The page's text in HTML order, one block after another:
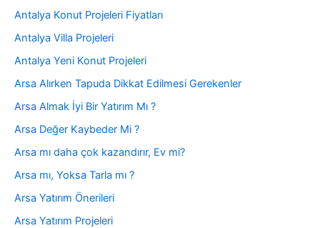
Antalya Konut Projeleri Fiyatları
Antalya Villa Projeleri
Antalya Yeni Konut Projeleri
Arsa Alırken Tapuda Dikkat Edilmesi Gerekenler
Arsa Almak İyi Bir Yatırım Mı ?
Arsa Değer Kaybeder Mi ?
Arsa mı daha çok kazandırır, Ev mi?
Arsa mı, Yoksa Tarla mı ?
Arsa Yatırım Önerileri
Arsa Yatırım Projeleri